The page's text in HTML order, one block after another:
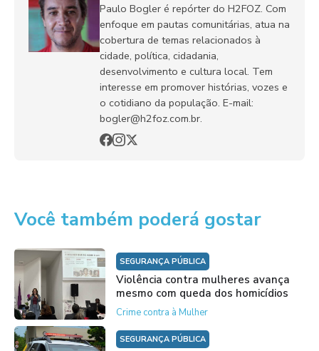
Paulo Bogler é repórter do H2FOZ. Com
enfoque em pautas comunitárias, atua na
cobertura de temas relacionados à
cidade, política, cidadania,
desenvolvimento e cultura local. Tem
interesse em promover histórias, vozes e
o cotidiano da população. E-mail:
bogler@h2foz.com.br.
Você também poderá gostar
SEGURANÇA PÚBLICA
Violência contra mulheres avança
mesmo com queda dos homicídios
Crime contra à Mulher
SEGURANÇA PÚBLICA